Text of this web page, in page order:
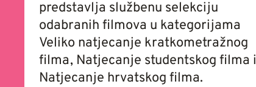
predstavlja službenu selekciju
odabranih filmova u kategorijama
Veliko natjecanje kratkometražnog
filma, Natjecanje studentskog filma i
Natjecanje hrvatskog filma.